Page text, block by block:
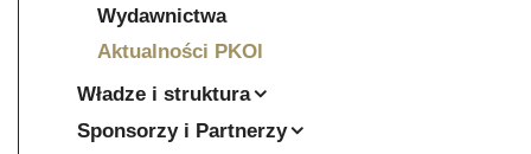
Wydawnictwa
Aktualności PKOl
Władze i struktura
Sponsorzy i Partnerzy